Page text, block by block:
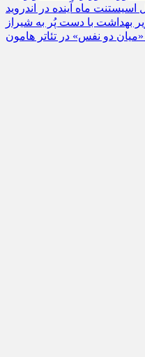
اسیستنت ماه آینده در اندروید
بهداشت با دست پُر به شیراز
دو نفس» در تئاتر هامون